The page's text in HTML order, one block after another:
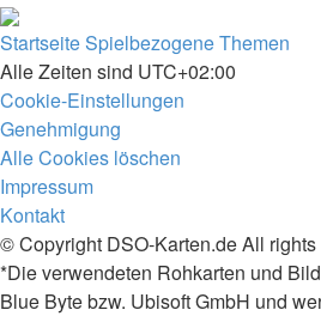
StartseiteSpielbezogene Themen
Alle Zeiten sind UTC+02:00
Cookie-Einstellungen
Genehmigung
Alle Cookies löschen
Impressum
Kontakt
© Copyright DSO-Karten.de All rights
*Die verwendeten Rohkarten und
Blue Byte bzw. Ubisoft GmbH und